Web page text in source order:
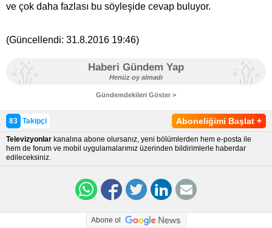
ve çok daha fazlası bu söyleşide cevap buluyor.
(Güncellendi: 31.8.2016 19:46)
Haberi Gündem Yap
Henüz oy almadı
Gündemdekileri Göster >
Aboneliğimi Başlat +
83 Takipçi
Televizyonlar kanalına abone olursanız, yeni bölümlerden hem e-posta ile
hem de forum ve mobil uygulamalarımız üzerinden bildirimlerle haberdar
edileceksiniz.
Abone ol